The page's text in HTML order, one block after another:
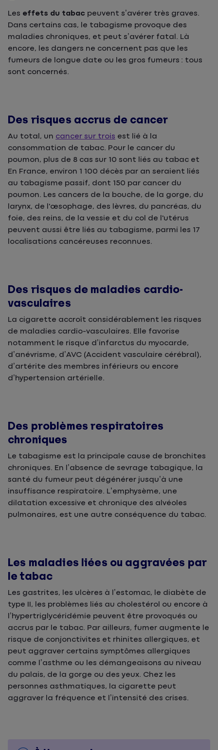
Les effets du tabac peuvent s’avérer très graves.
Dans certains cas, le tabagisme provoque des
maladies chroniques, et peut s’avérer fatal. Là
encore, les dangers ne concernent pas que les
fumeurs de longue date ou les gros fumeurs : tous
sont concernés.
Des risques accrus de cancer
Au total, un cancer sur trois est lié à la
consommation de tabac. Pour le cancer du
poumon, plus de 8 cas sur 10 sont liés au tabac et
En France, environ 1 100 décès par an seraient liés
au tabagisme passif, dont 150 par cancer du
poumon. Les cancers de la bouche, de la gorge, du
larynx, de l'œsophage, des lèvres, du pancréas, du
foie, des reins, de la vessie et du col de l'utérus
peuvent aussi être liés au tabagisme, parmi les 17
localisations cancéreuses reconnues.
Des risques de maladies cardio-
vasculaires
La cigarette accroît considérablement les risques
de maladies cardio-vasculaires. Elle favorise
notamment le risque d’infarctus du myocarde,
d’anévrisme, d’AVC (Accident vasculaire cérébral),
d’artérite des membres inférieurs ou encore
d’hypertension artérielle.
Des problèmes respiratoires
chroniques
Le tabagisme est la principale cause de bronchites
chroniques. En l’absence de sevrage tabagique, la
santé du fumeur peut dégénérer jusqu’à une
insuffisance respiratoire. L’emphysème, une
dilatation excessive et chronique des alvéoles
pulmonaires, est une autre conséquence du tabac.
Les maladies liées ou aggravées par
le tabac
Les gastrites, les ulcères à l’estomac, le diabète de
type II, les problèmes liés au cholestérol ou encore à
l’hypertriglycéridémie peuvent être provoqués ou
accrus par le tabac. Par ailleurs, fumer augmente le
risque de conjonctivites et rhinites allergiques, et
peut aggraver certains symptômes allergiques
comme l’asthme ou les démangeaisons au niveau
du palais, de la gorge ou des yeux. Chez les
personnes asthmatiques, la cigarette peut
aggraver la fréquence et l’intensité des crises.